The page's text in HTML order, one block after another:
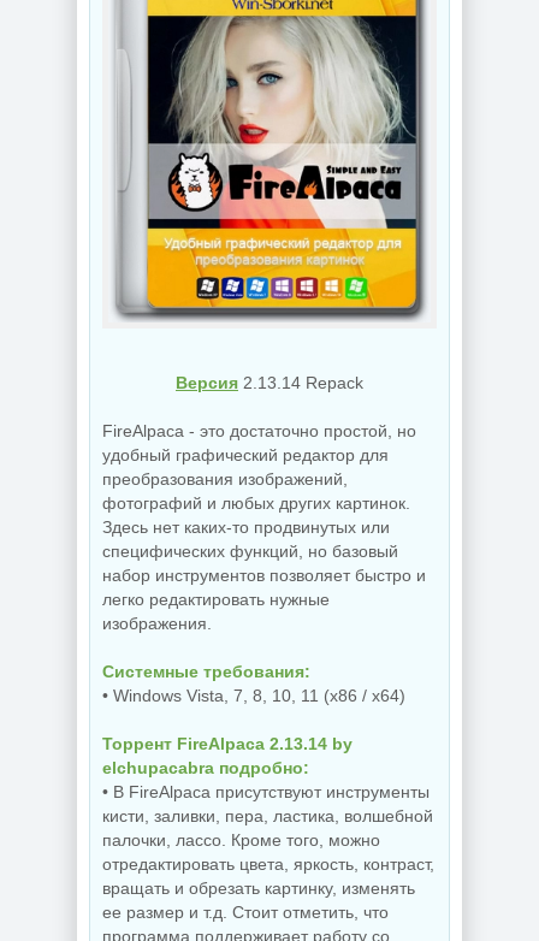
Версия 2.13.14 Repack
FireAlpaca - это достаточно простой, но
удобный графический редактор для
преобразования изображений,
фотографий и любых других картинок.
Здесь нет каких-то продвинутых или
специфических функций, но базовый
набор инструментов позволяет быстро и
легко редактировать нужные
изображения.
Системные требования:
• Windows Vista, 7, 8, 10, 11 (x86 / x64)
Торрент FireAlpaca 2.13.14 by
elchupacabra подробно:
• В FireAlpaca присутствуют инструменты
кисти, заливки, пера, ластика, волшебной
палочки, лассо. Кроме того, можно
отредактировать цвета, яркость, контраст,
вращать и обрезать картинку, изменять
ее размер и т.д. Стоит отметить, что
программа поддерживает работу со